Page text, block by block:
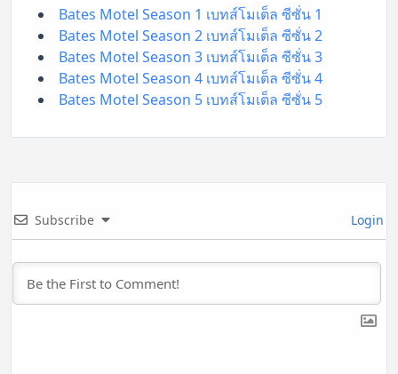
Bates Motel Season 1 เบทส์โมเต็ล ซีซั่น 1
Bates Motel Season 2 เบทส์โมเต็ล ซีซั่น 2
Bates Motel Season 3 เบทส์โมเต็ล ซีซั่น 3
Bates Motel Season 4 เบทส์โมเต็ล ซีซั่น 4
Bates Motel Season 5 เบทส์โมเต็ล ซีซั่น 5
Subscribe Login